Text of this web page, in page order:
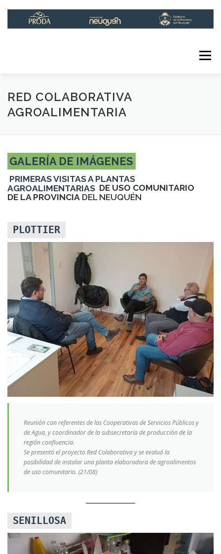
Menú
INICIO INSTITUCIONAL LÍNEAS DE ACCIÓN
RED DE HUERTAS URBANAS
RED COLABORATIVA
AGROALIMENTARIA
GALERÍA DE IMÁGENES
PRIMERAS VISITAS A PLANTAS
AGROALIMENTARIAS DE USO COMUNITARIO
DE LA PROVINCIA DEL NEUQUÉN
PLOTTIER
Reunión con referentes de las Cooperativas de Servicios Públicos y
de Agua, y coordinador de la subsecretaría de producción de la
región confluencia.
Se presentó el proyecto Red Colaborativa y se evaluó la
posibilidad de instalar una planta elaboradora de agroalimentos
de uso comunitario. (21/08)
SENILLOSA